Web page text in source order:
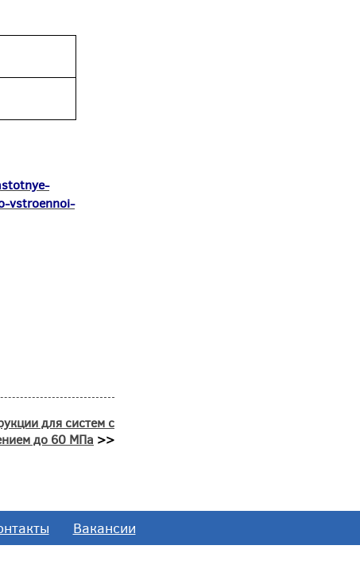
vstroennoi-
для систем с
до 60 МПа >>
Вакансии